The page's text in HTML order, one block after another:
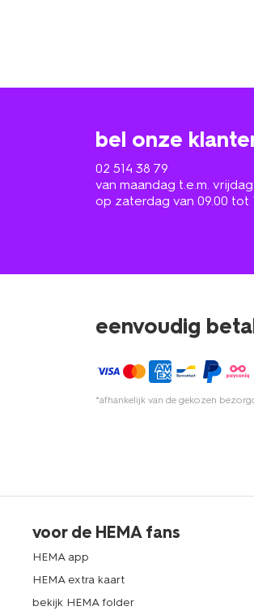
bel onze
02 514 38 79
van maandag t.e.m.
op zaterdag van 09.00 tot
eenvoudig
*afhankelijk van de gekozen
voor de HEMA fans
HEMA app
HEMA extra kaart
bekijk HEMA folder